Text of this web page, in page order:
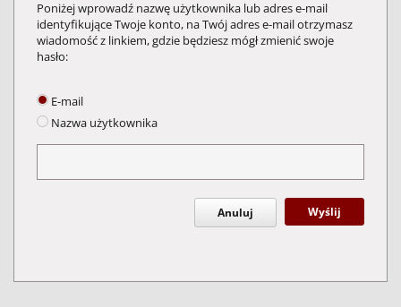
Poniżej wprowadź nazwę użytkownika lub adres e-mail
identyfikujące Twoje konto, na Twój adres e-mail otrzymasz
wiadomość z linkiem, gdzie będziesz mógł zmienić swoje
hasło:
E-mail
Nazwa użytkownika
Anuluj Wyślij